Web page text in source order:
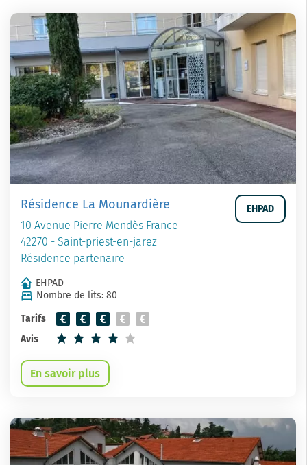
Résidence La Mounardière
10 Avenue Pierre Mendès France
42270 - Saint-priest-en-jarez
Résidence partenaire
EHPAD
EHPAD
Nombre de lits: 80
Tarifs
Avis
En savoir plus